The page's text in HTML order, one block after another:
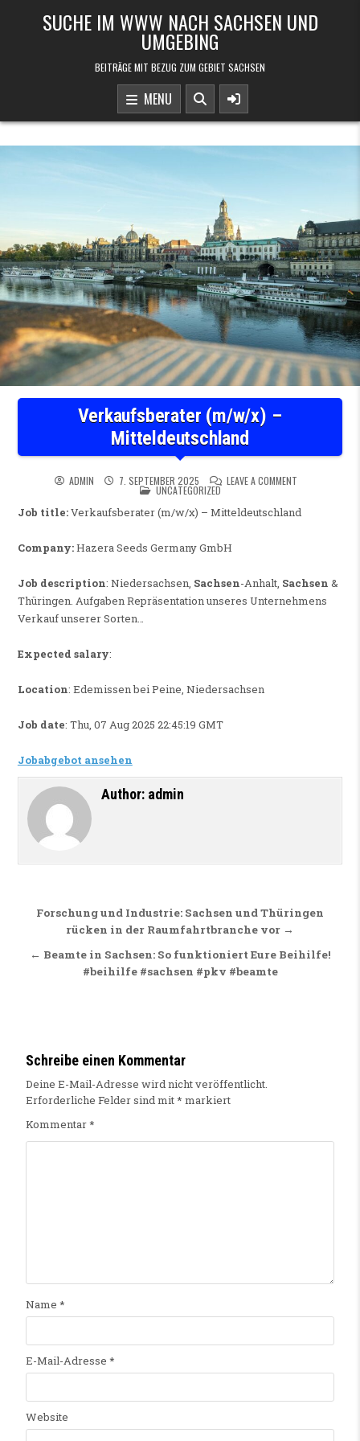
SUCHE IM WWW NACH SACHSEN UND
UMGEBING
BEITRÄGE MIT BEZUG ZUM GEBIET SACHSEN
MENU
Verkaufsberater (m/w/x) –
Mitteldeutschland
ADMIN 7. SEPTEMBER 2025 LEAVE A COMMENT
POSTED IN
UNCATEGORIZED
Job title:Verkaufsberater (m/w/x) – Mitteldeutschland
Company:Hazera Seeds Germany GmbH
Job description: Niedersachsen, Sachsen-Anhalt, Sachsen &
Thüringen. Aufgaben Repräsentation unseres Unternehmens
Verkauf unserer Sorten…
Expected salary:
Location: Edemissen bei Peine, Niedersachsen
Job date: Thu, 07 Aug 2025 22:45:19 GMT
Jobabgebot ansehen
Author: admin
Beitragsnavigation
Forschung und Industrie: Sachsen und Thüringen
rücken in der Raumfahrtbranche vor →
← Beamte in Sachsen: So funktioniert Eure Beihilfe!
#beihilfe #sachsen #pkv #beamte
Schreibe einen Kommentar
Deine E-Mail-Adresse wird nicht veröffentlicht.
Erforderliche Felder sind mit* markiert
Kommentar*
Name *
E-Mail-Adresse *
Website